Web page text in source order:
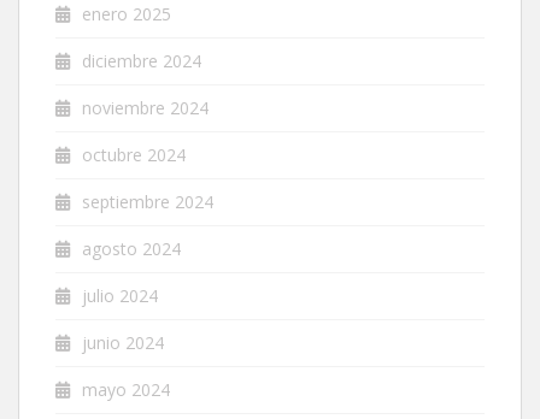
enero 2025
diciembre 2024
noviembre 2024
octubre 2024
septiembre 2024
agosto 2024
julio 2024
junio 2024
mayo 2024